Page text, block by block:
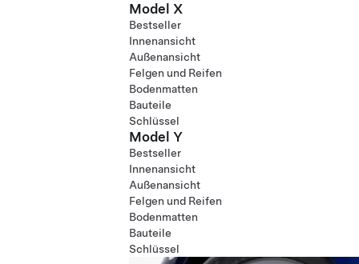
Model X
Bestseller
Innenansicht
Außenansicht
Felgen und Reifen
Bodenmatten
Bauteile
Schlüssel
Model Y
Bestseller
Innenansicht
Außenansicht
Felgen und Reifen
Bodenmatten
Bauteile
Schlüssel